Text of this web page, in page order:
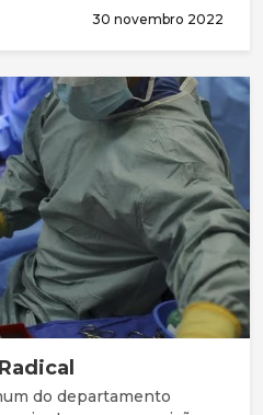
“conhecedor”, não prestei
ditado. Mas hoje quando
organizações que se
são hipócritas e que só
quando deveriam ser
30 novembro 2022
do departamento